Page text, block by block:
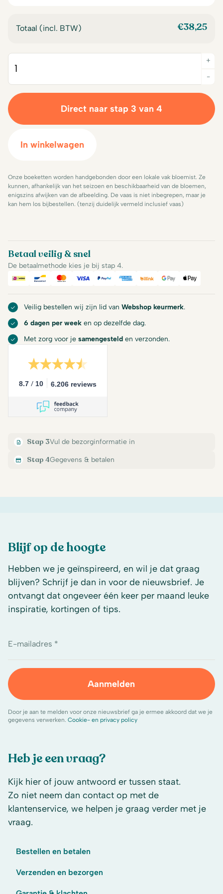
Totaal (incl. BTW) €38,25
-
+
Direct naar stap 3 van 4
In winkelwagen
Onze boeketten worden handgebonden door een lokale vak bloemist. Ze
kunnen, afhankelijk van het seizoen en beschikbaarheid van de bloemen,
enigszins afwijken van de afbeelding. De vaas is niet inbegrepen, maar je
kan hem los bijbestellen. (tenzij duidelijk vermeld inclusief vaas)
Betaal veilig & snel
De betaalmethode kies je bij stap 4.
iDeal Bancontact
Mastercard
Visa PayPalAmerican Express
BillinkGoogle Pay
Apple
Veilig bestellen wij zijn lid van Webshop keurmerk.
6 dagen per week en op dezelfde dag.
Met zorg voor je samengesteld en verzonden.
8.7 / 10 6.206 reviews
Stap 3Vul de bezorginformatie in
Stap 4Gegevens & betalen
Heb je een vraag?
Kijk hier of jouw antwoord er tussen staat.
Zo niet neem dan contact op met de
klantenservice, we helpen je graag verder met je
vraag.
Bestellen en betalen
Verzenden en bezorgen
Blijf op de hoogte
Hebben we je geïnspireerd, en wil je dat graag
blijven? Schrijf je dan in voor de nieuwsbrief. Je
ontvangt dat ongeveer één keer per maand leuke
inspiratie, kortingen of tips.
E-mailadres *
Aanmelden
Door je aan te melden voor onze nieuwsbrief ga je ermee akkoord dat we je
gegevens verwerken. Cookie- en privacy policy